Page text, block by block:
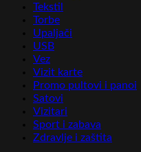
Tekstil
Torbe
Upaljači
USB
Vez
Vizit karte
Promo pultovi i panoi
Satovi
Vizitari
Sport i zabava
Zdravlje i zaštita